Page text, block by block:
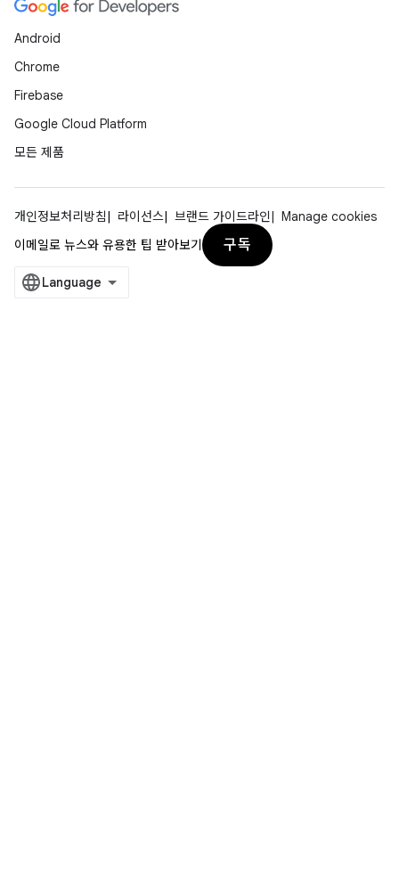
Android
Chrome
Firebase
Google Cloud Platform
모든 제품
개인정보처리방침 라이선스 브랜드 가이드라인
Manage cookies
이메일로 뉴스와 유용한 팁 받아보기
구독